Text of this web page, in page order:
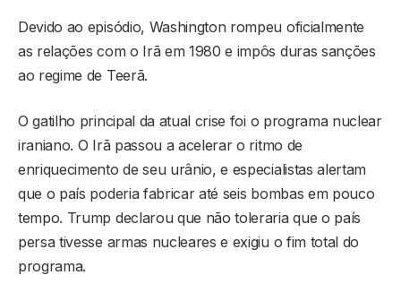
Devido ao episódio, Washington rompeu oficialmente
as relações com o Irã em 1980 e impôs duras sanções
ao regime de Teerã.
O gatilho principal da atual crise foi o programa nuclear
iraniano. O Irã passou a acelerar o ritmo de
enriquecimento de seu urânio, e especialistas alertam
que o país poderia fabricar até seis bombas em pouco
tempo. Trump declarou que não toleraria que o país
persa tivesse armas nucleares e exigiu o fim total do
programa.